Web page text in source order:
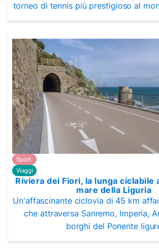
torneo di tennis più prestigioso al
Sport
Viaggi
Riviera dei Fiori, la lunga ciclabile
mare della Liguria
Un'affascinante ciclovia di 45 km
che attraversa Sanremo, Imperia,
borghi del Ponente